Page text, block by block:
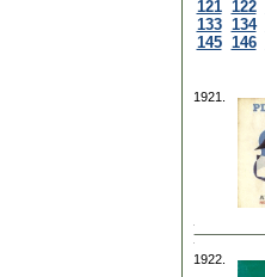
121 122
133 134
145 146
1921.
1922.